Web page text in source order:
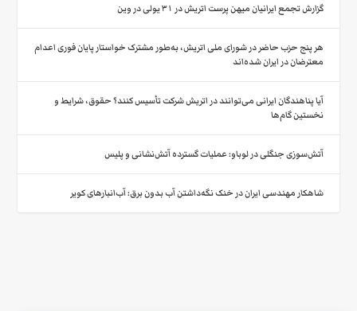
گزارش تجمع ایرانیان میهن‌ پرست اتریش در ۳۱ یولی در وین
هر پنج حزب حاضر در شورای ملی اتریش، به‌طور مشترک خواستار پایان فوری اعدام
معترضان در ایران شده‌اند
آیا پناهندگان ایرانی می‌توانند در اتریش شرکت تأسیس کنند؟ حقوق، شرایط و
نخستین گام‌ها
آتش‌سوزی جنگلی در لوباو: عملیات گسترده آتش‌نشانی و پلیس
شاهکار مهندسی ایران در خنک نگه‌داشتن آب بدون برق: آب‌انبارهای کویر